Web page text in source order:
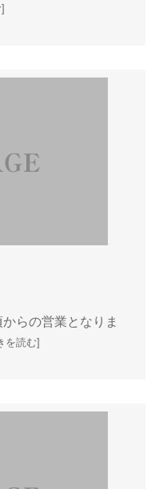
らの営業となりま
を読む]